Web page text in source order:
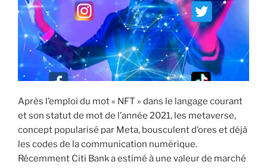
Après l’emploi du mot « NFT » dans le langage courant
et son statut de mot de l’année 2021, les metaverse,
concept popularisé par Meta, bousculent d’ores et déjà
les codes de la communication numérique.
Récemment Citi Bank a estimé à une valeur de marché